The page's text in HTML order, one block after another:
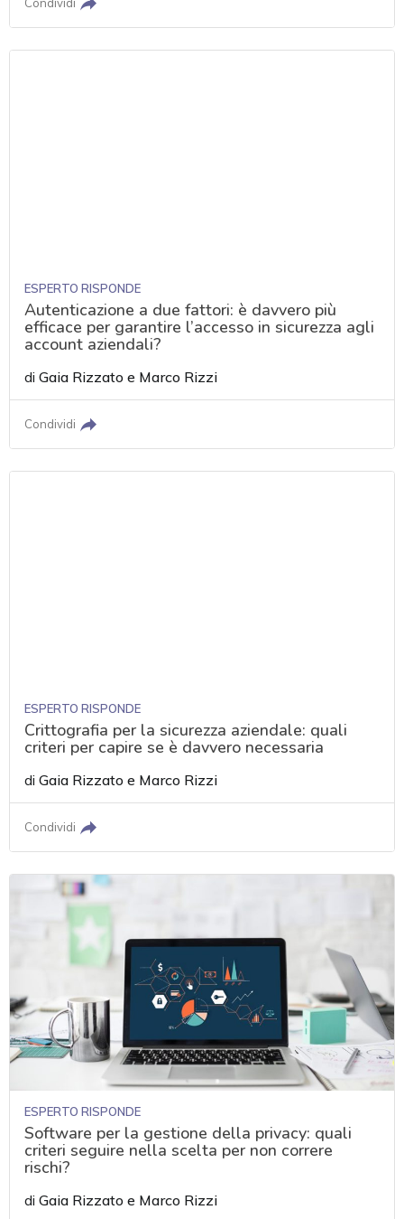
ESPERTO RISPONDE
Autenticazione a due fattori: è davvero più
efficace per garantire l’accesso in sicurezza agli
account aziendali?
diGaia Rizzato e Marco Rizzi
Condividi
ESPERTO RISPONDE
Crittografia per la sicurezza aziendale: quali
criteri per capire se è davvero necessaria
diGaia Rizzato e Marco Rizzi
Condividi
ESPERTO RISPONDE
Software per la gestione della privacy: quali
criteri seguire nella scelta per non correre
rischi?
diGaia Rizzato e Marco Rizzi